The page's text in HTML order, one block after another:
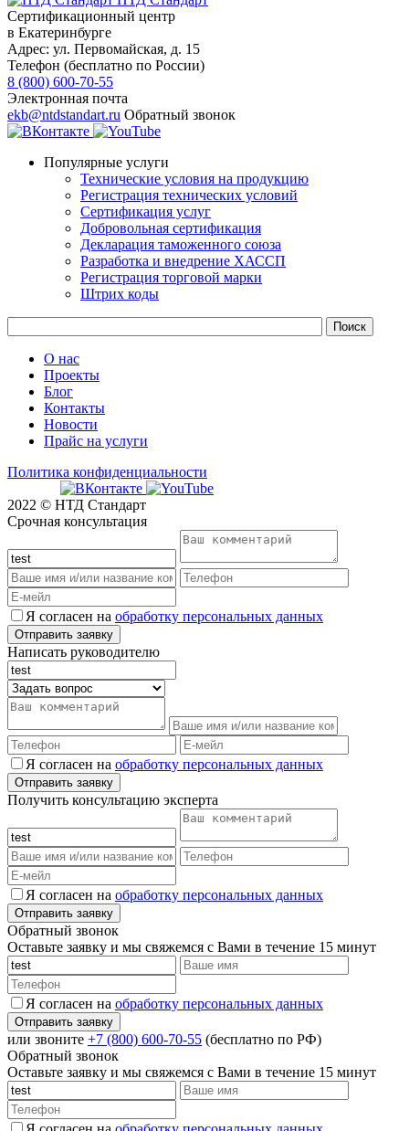
Сертификационный центр
в Екатеринбурге
Адрес: ул. Первомайская, д. 15
Телефон (бесплатно по России)
8 (800) 600-70-55
Электронная почта
ekb@ntdstandart.ru Обратный звонок
Популярные услуги
Технические условия на продукцию
Регистрация технических условий
Сертификация услуг
Добровольная сертификация
Декларация таможенного союза
Разработка и внедрение ХАССП
Регистрация торговой марки
Штрих коды
О нас
Проекты
Блог
Контакты
Новости
Прайс на услуги
Политика конфиденциальности
2022 © НТД Стандарт
Срочная консультация
Я согласен на обработку персональных данных
Написать руководителю
Я согласен на обработку персональных данных
Получить консультацию эксперта
Я согласен на обработку персональных данных
Обратный звонок
Оставьте заявку и мы свяжемся с Вами в течение 15 минут
Я согласен на обработку персональных данных
или звоните +7 (800) 600-70-55 (бесплатно по РФ)
Обратный звонок
Оставьте заявку и мы свяжемся с Вами в течение 15 минут